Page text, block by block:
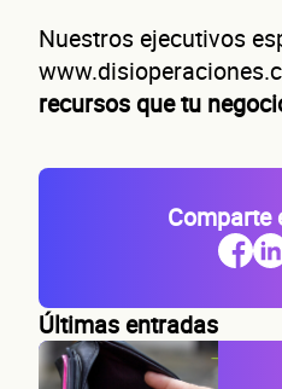
Nuestros ejecutivos
recursos que tu
Comparte
Últimas entradas